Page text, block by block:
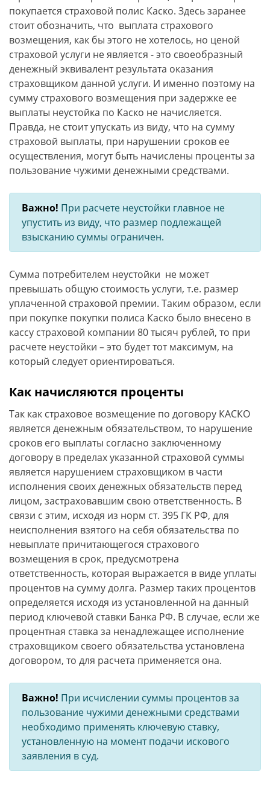
покупается страховой полис Каско. Здесь заранее
стоит обозначить, что выплата страхового
возмещения, как бы этого не хотелось, но ценой
страховой услуги не является - это своеобразный
денежный эквивалент результата оказания
страховщиком данной услуги. И именно поэтому на
сумму страхового возмещения при задержке ее
выплаты неустойка по Каско не начисляется.
Правда, не стоит упускать из виду, что на сумму
страховой выплаты, при нарушении сроков ее
осуществления, могут быть начислены проценты за
пользование чужими денежными средствами.
Важно! При расчете неустойки главное не
упустить из виду, что размер подлежащей
взысканию суммы ограничен.
Сумма потребителем неустойки не может
превышать общую стоимость услуги, т.е. размер
уплаченной страховой премии. Таким образом, если
при покупке покупки полиса Каско было внесено в
кассу страховой компании 80 тысяч рублей, то при
расчете неустойки – это будет тот максимум, на
который следует ориентироваться.
Как начисляются проценты
Так как страховое возмещение по договору КАСКО
является денежным обязательством, то нарушение
сроков его выплаты согласно заключенному
договору в пределах указанной страховой суммы
является нарушением страховщиком в части
исполнения своих денежных обязательств перед
лицом, застраховавшим свою ответственность. В
связи с этим, исходя из норм ст. 395 ГК РФ, для
неисполнения взятого на себя обязательства по
невыплате причитающегося страхового
возмещения в срок, предусмотрена
ответственность, которая выражается в виде уплаты
процентов на сумму долга. Размер таких процентов
определяется исходя из установленной на данный
период ключевой ставки Банка РФ. В случае, если же
процентная ставка за ненадлежащее исполнение
страховщиком своего обязательства установлена
договором, то для расчета применяется она.
Важно! При исчислении суммы процентов за
пользование чужими денежными средствами
необходимо применять ключевую ставку,
установленную на момент подачи искового
заявления в суд.